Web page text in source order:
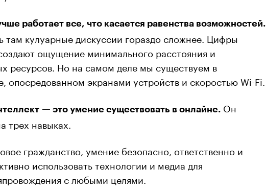
работает все, что касается равенства возможностей.
там кулуарные дискуссии гораздо сложнее. Цифры
ощущение минимального расстояния и
ресурсов. Но на самом деле мы существуем в
опосредованном экранами устройств и скоростью Wi-Fi.
— это умение существовать в онлайне. Он
трех навыках.
гражданство, умение безопасно, ответственно и
использовать технологии и медиа для
с любыми целями.